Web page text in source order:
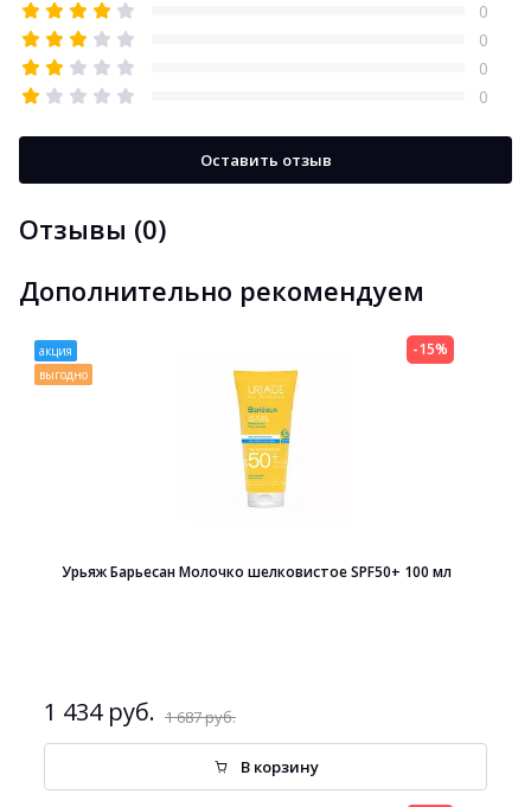
Отзывы (0)
0
0
0
0
Оставить отзыв
Дополнительно рекомендуем
акция
выгодно
Урьяж Барьесан Молочко шелковистое SPF50+ 100 мл
1 434 руб. 1 687 руб.
-15%
В корзину